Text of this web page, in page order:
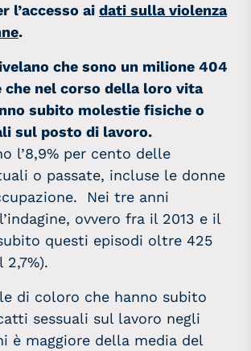
l’accesso ai dati sulla violenza
.
che sono un milione 404
che nel corso della loro vita
subito molestie fisiche o
sul posto di lavoro.
l’8,9% per cento delle
o passate, incluse le donne
Nei tre anni
ovvero fra il 2013 e il
questi episodi oltre 425
di coloro che hanno subito
sessuali sul lavoro negli
è maggiore della media del